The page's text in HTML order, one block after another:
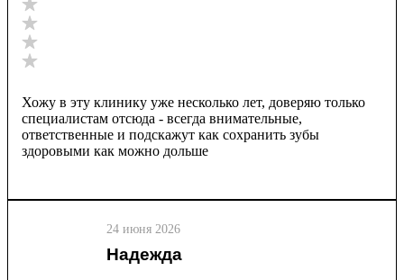
Хожу в эту клинику уже несколько лет, доверяю только
специалистам отсюда - всегда внимательные,
ответственные и подскажут как сохранить зубы
здоровыми как можно дольше
24 июня 2026
Надежда